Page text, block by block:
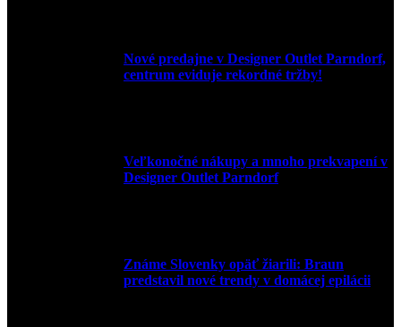
Nové predajne v Designer Outlet Parndorf,
centrum eviduje rekordné tržby!
Veľkonočné nákupy a mnoho prekvapení v
Designer Outlet Parndorf
Známe Slovenky opäť žiarili: Braun
predstavil nové trendy v domácej epilácii